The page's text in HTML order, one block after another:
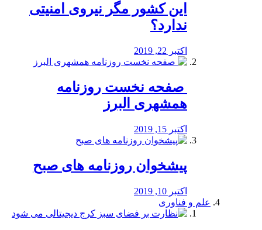
این کشور مگر نیروی امنیتی
ندارد؟
اکتبر 22, 2019
️ صفحه نخست روزنامه‌
همشهری البرز
اکتبر 15, 2019
پیشخوان روزنامه های صبح
اکتبر 10, 2019
علم و فناوری